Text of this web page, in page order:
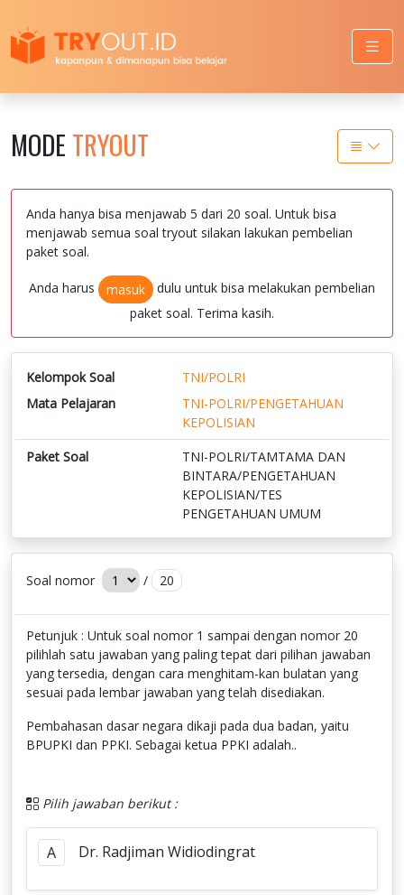
MODE TRYOUT
Anda hanya bisa menjawab 5 dari 20 soal. Untuk bisa
menjawab semua soal tryout silakan lakukan pembelian
paket soal.
Anda harus masuk
dulu untuk bisa melakukan pembelian
paket soal. Terima kasih.
Kelompok Soal
TNI/POLRI
Mata Pelajaran
TNI-POLRI/PENGETAHUAN
KEPOLISIAN
Paket Soal
TNI-POLRI/TAMTAMA DAN
BINTARA/PENGETAHUAN
KEPOLISIAN/TES
PENGETAHUAN UMUM
Soal nomor / 20
Petunjuk : Untuk soal nomor 1 sampai dengan nomor 20
pilihlah satu jawaban yang paling tepat dari pilihan jawaban
yang tersedia, dengan cara menghitam-kan bulatan yang
sesuai pada lembar jawaban yang telah disediakan.
Pembahasan dasar negara dikaji pada dua badan, yaitu
BPUPKI dan PPKI. Sebagai ketua PPKI adalah..
Pilih jawaban berikut :
A Dr. Radjiman Widiodingrat